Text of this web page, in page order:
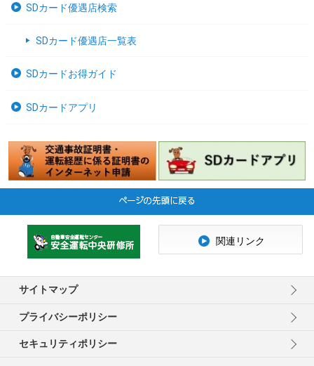
SDカード優遇店検索
SDカード優遇店一覧表
SDカードお得ガイド
SDカードアプリ
サイトマップ
プライバシーポリシー
セキュリティポリシー
関連リンク